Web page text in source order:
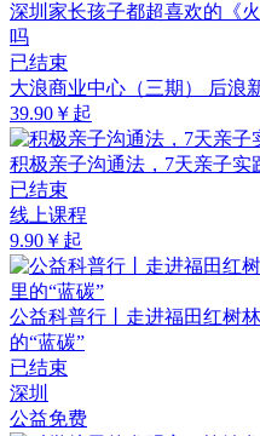
深圳家长孩子都超喜欢的《
吗
已结束
大浪商业中心（三期） 后浪
39.90￥起
积极亲子沟通法，7天亲子实
已结束
线上课程
9.90￥起
公益科普行丨走进福田红树
的“蓝碳”
已结束
深圳
公益免费